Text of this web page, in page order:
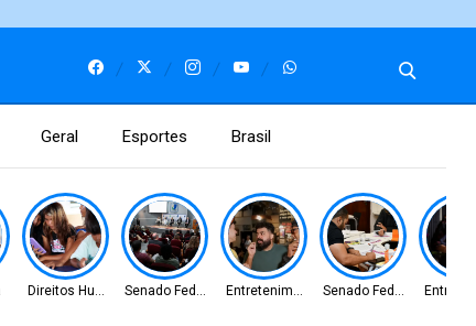
Geral Esportes Brasil
Direitos HumanosSenado Federal Entretenimento Senado Federal